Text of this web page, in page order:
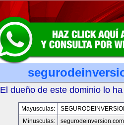
El dueño de este dominio lo
Mayusculas:
Minusculas:
segurodeinversion.com